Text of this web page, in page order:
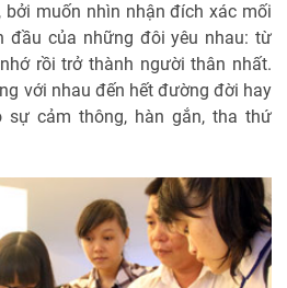
bởi muốn nhìn nhận đích xác mối
đầu của những đôi yêu nhau: từ
rồi trở thành người thân nhất.
với nhau đến hết đường đời hay
sự cảm thông, hàn gắn, tha thứ